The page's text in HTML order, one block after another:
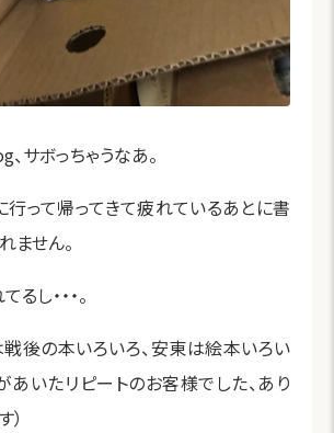
サボっちゃうなあ。
って帰ってきて疲れているあとに書
ません。
し・・・。
後の本いろいろ、安東は絵本いろい
あいたリピートのお客様でした、あり